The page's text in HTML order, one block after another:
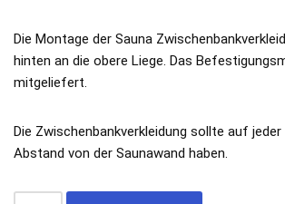
Die Montage der Sauna
hinten an die obere Liege. Das
mitgeliefert.
Die Zwischenbankverkleidung sollte auf
Abstand von der Saunawand haben.